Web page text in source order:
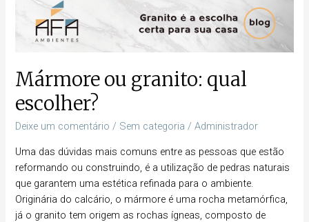
Mármore ou granito: qual
escolher?
Deixe um comentário / Sem categoria /Administrador
Uma das dúvidas mais comuns entre as pessoas que estão
reformando ou construindo, é a utilização de pedras naturais
que garantem uma estética refinada para o ambiente.
Originária do calcário, o mármore é uma rocha metamórfica,
já o granito tem origem as rochas ígneas, composto de